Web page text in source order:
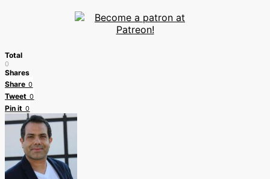
Total
0
Shares
Share 0
Tweet 0
Pin it 0